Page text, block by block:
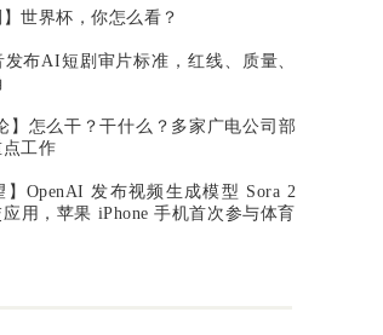
】世界杯，你怎么看？
布AI短剧审片标准，红线、质量、
】怎么干？干什么？多家广电公司部
工作
】OpenAI 发布视频生成模型 Sora 2
用，苹果 iPhone 手机首次参与体育